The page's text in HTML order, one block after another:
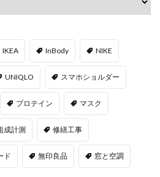
IKEA InBody NIKE
UNIQLO スマホショルダー
プロテイン マスク
成計測 修繕工事
ド 無印良品 窓と空調